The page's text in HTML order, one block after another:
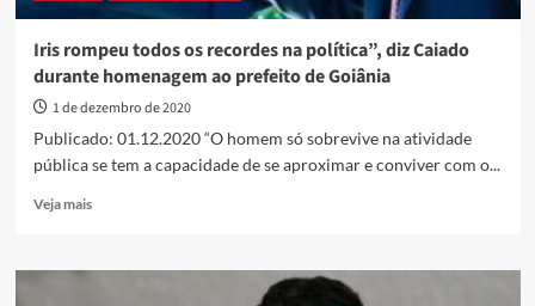
Iris rompeu todos os recordes na política”, diz Caiado
durante homenagem ao prefeito de Goiânia
1 de dezembro de 2020
Publicado: 01.12.2020 “O homem só sobrevive na atividade
pública se tem a capacidade de se aproximar e conviver com o...
Veja maisRead
Iris